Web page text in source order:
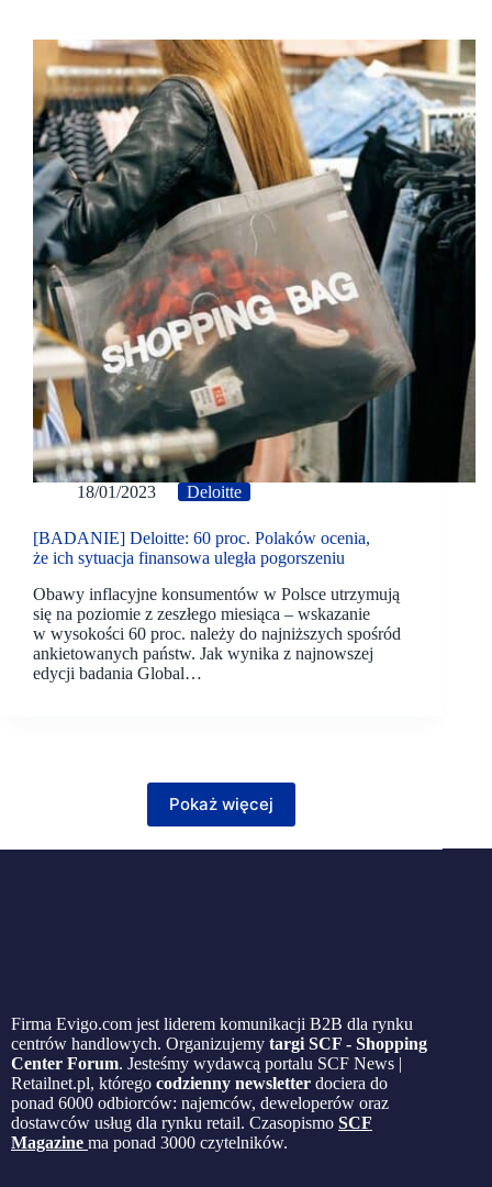
18/01/2023 Deloitte
[BADANIE] Deloitte: 60 proc. Polaków ocenia,
że ich sytuacja finansowa uległa pogorszeniu
Obawy inflacyjne konsumentów w Polsce utrzymują
się na poziomie z zeszłego miesiąca – wskazanie
w wysokości 60 proc. należy do najniższych spośród
ankietowanych państw. Jak wynika z najnowszej
edycji badania Global…
Pokaż więcej
Firma Evigo.com jest liderem komunikacji B2B dla rynku
centrów handlowych. Organizujemy targi SCF - Shopping
Center Forum. Jesteśmy wydawcą portalu SCF News |
Retailnet.pl, którego codzienny newsletter dociera do
ponad 6000 odbiorców: najemców, deweloperów oraz
dostawców usług dla rynku retail. Czasopismo SCF
Magazine ma ponad 3000 czytelników.